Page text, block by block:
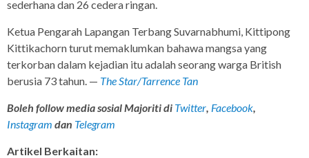
sederhana dan 26 cedera ringan.
Ketua Pengarah Lapangan Terbang Suvarnabhumi, Kittipong
Kittikachorn turut memaklumkan bahawa mangsa yang
terkorban dalam kejadian itu adalah seorang warga British
berusia 73 tahun. — The Star/Tarrence Tan
Boleh follow media sosial Majoriti di Twitter Facebook
Instagram dan Telegram
Artikel Berkaitan: